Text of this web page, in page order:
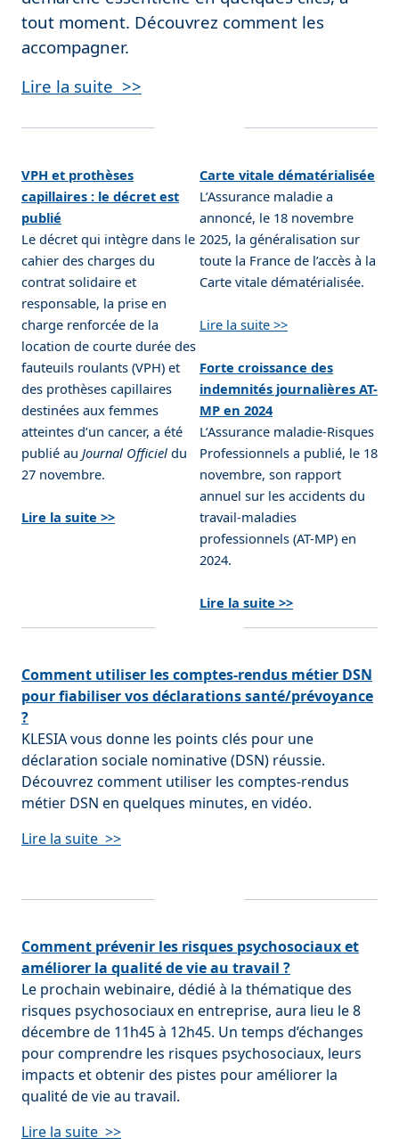
tout moment. Découvrez comment les
accompagner.
Lire la suite >>
VPH et prothèses
capillaires : le décret est
publié
Le décret qui intègre dans le
cahier des charges du
contrat solidaire et
responsable, la prise en
charge renforcée de la
location de courte durée des
fauteuils roulants (VPH) et
des prothèses capillaires
destinées aux femmes
atteintes d’un cancer, a été
publié au Journal Officiel du
27 novembre.
Lire la suite >>
Carte vitale dématérialisée
L’Assurance maladie a
annoncé, le 18 novembre
2025, la généralisation sur
toute la France de l’accès à la
Carte vitale dématérialisée.
Lire la suite >>
Forte croissance des
indemnités journalières AT-
MP en 2024
L’Assurance maladie-Risques
Professionnels a publié, le 18
novembre, son rapport
annuel sur les accidents du
travail-maladies
professionnels (AT-MP) en
2024.
Lire la suite >>
Comment utiliser les comptes-rendus métier DSN
pour fiabiliser vos déclarations santé/prévoyance
?
KLESIA vous donne les points clés pour une
déclaration sociale nominative (DSN) réussie.
Découvrez comment utiliser les comptes-rendus
métier DSN en quelques minutes, en vidéo.
Lire la suite >>
Comment prévenir les risques psychosociaux et
améliorer la qualité de vie au travail ?
Le prochain webinaire, dédié à la thématique des
risques psychosociaux en entreprise, aura lieu le 8
décembre de 11h45 à 12h45. Un temps d’échanges
pour comprendre les risques psychosociaux, leurs
impacts et obtenir des pistes pour améliorer la
qualité de vie au travail.
Lire la suite >>